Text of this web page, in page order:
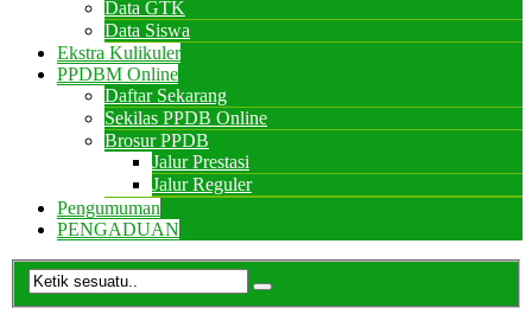
Data GTK
Data Siswa
Ekstra Kulikuler
PPDBM Online
Daftar Sekarang
Sekilas PPDB Online
Brosur PPDB
Jalur Prestasi
Jalur Reguler
Pengumuman
PENGADUAN